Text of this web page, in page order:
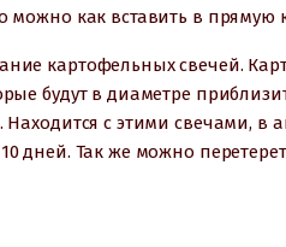
можно как вставить в прямую
картофельных свечей.
будут в диаметре
Находится с этими свечами, в
дней. Так же можно